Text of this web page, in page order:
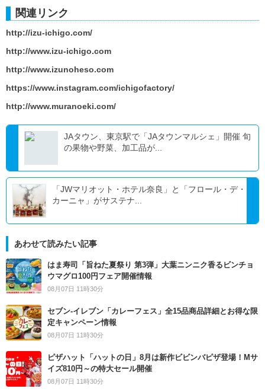
関連リンク
http://izu-ichigo.com/
http://www.izu-ichigo.com
http://www.izunoheso.com
https://www.instagram.com/ichigofactory/
http://www.muranoeki.com/
JAタウン、東京駅で「JAタウンマルシェ」開催 旬
の果物や野菜、加工品が...
「JWマリオット・ホテル奈良」と「フロール・デ・
カーニャ」がサステナ...
あわせて読みたい記事
はま寿司「旨ねた夏祭り 第3弾」大葉ニンニク香るビンチョ
ウマグロ100円フェア開催情報
08月07日 11時30分
セブン‐イレブン「カレーフェス」全15品商品詳細とお得な限
定キャンペーン情報
08月07日 11時30分
ピザハット「ハットの日」8月は新作ビビンバピザ登場！Mサ
イズ810円～の特大セール開催
08月07日 11時30分